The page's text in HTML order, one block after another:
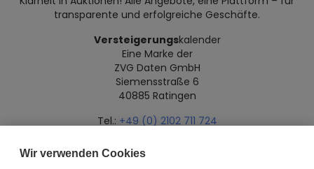
transparente und erfolgreiche Geschäfte.
Versteigerungskalender
Eine Marke der
ZVG Daten GmbH
Siemensstraße 6
40885 Ratingen
Tel.: +49 (0) 2102 711 724
Wir verwenden Cookies